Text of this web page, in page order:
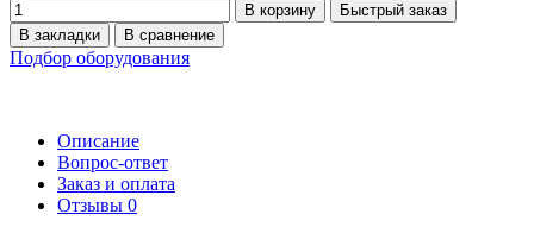
В корзину
Быстрый заказ
В закладки
В сравнение
Подбор оборудования
Описание
Вопрос-ответ
Заказ и оплата
Отзывы 0